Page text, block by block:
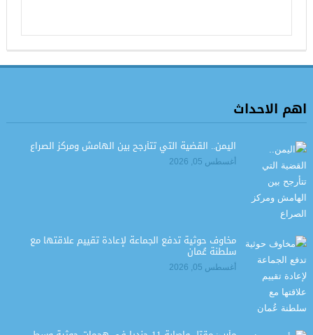
اهم الاحداث
اليمن.. القضية التي تتأرجح بين الهامش ومركز الصراع
أغسطس 05, 2026
مخاوف حوثية تدفع الجماعة لإعادة تقييم علاقتها مع
سلطنة عُمان
أغسطس 05, 2026